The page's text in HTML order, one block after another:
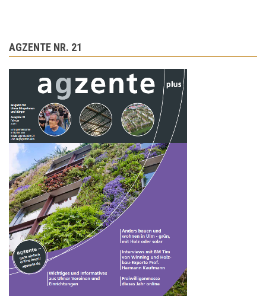
AGZENTE NR. 21